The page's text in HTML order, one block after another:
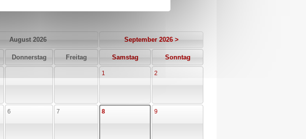
August 2026 September 2026 >
Donnerstag Freitag Samstag Sonntag
1 2
6 7 8 9